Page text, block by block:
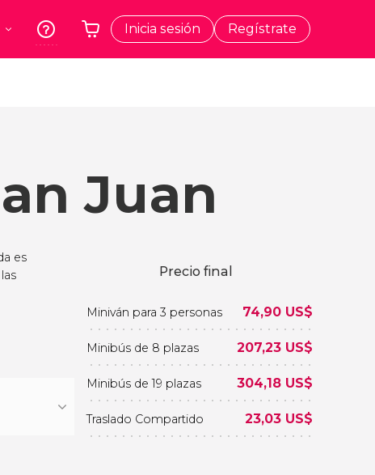
Japón
Lisboa
Bruselas
Inicia sesión Regístrate
Juan
es
Precio final
Miniván para 3 personas 74,90 US$
Minibús de 8 plazas 207,23 US$
Minibús de 19 plazas 304,18 US$
Traslado Compartido 23,03 US$